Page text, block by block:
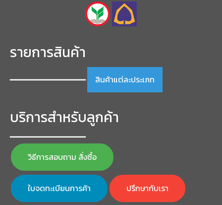
รายการสินค้า
━━━━━━━━━━━━━━━━━ สินค้าแต่ละประเภท
บริการสำหรับลูกค้า
━━━━━━━━━━━━━━━━━
วิธีการสอบถาม สั่งซื้อ
ใบจดทะเบียนการค้า ปรึกษากับเรา